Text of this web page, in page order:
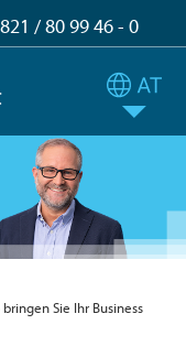
/ 80 99 46 - 0
Sie Ihr Business